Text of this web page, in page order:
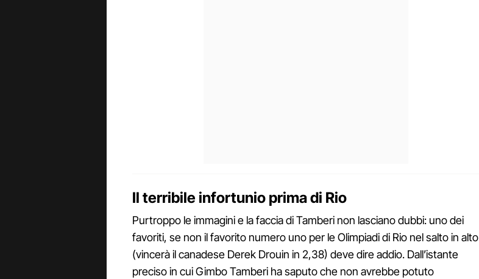
Il terribile infortunio prima di Rio
Purtroppo le immagini e la faccia di Tamberi non lasciano dubbi: uno dei
favoriti, se non il favorito numero uno per le Olimpiadi di Rio nel salto in alto
(vincerà il canadese Derek Drouin in 2,38) deve dire addio. Dall’istante
preciso in cui Gimbo Tamberi ha saputo che non avrebbe potuto